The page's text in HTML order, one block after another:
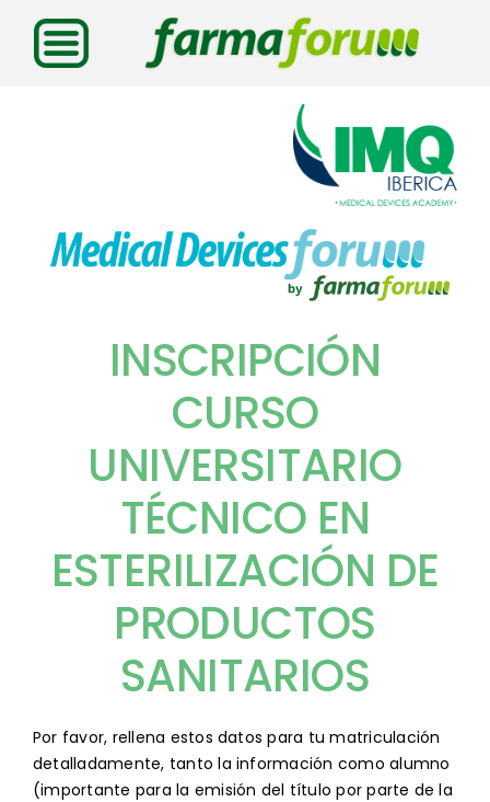
Saltar
contenido
INSCRIPCIÓN
CURSO
UNIVERSITARIO
TÉCNICO EN
ESTERILIZACIÓN DE
PRODUCTOS
SANITARIOS
matricula_cursos_imq
Por favor, rellena estos datos para tu matriculación
detalladamente, tanto la información como alumno
(importante para la emisión del título por parte de la